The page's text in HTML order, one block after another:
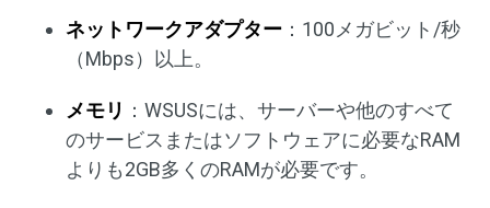
ネットワークアダプター ：100メガビット/秒
（Mbps）以上。
メモリ ：WSUSには、サーバーや他のすべて
のサービスまたはソフトウェアに必要なRAM
よりも2GB多くのRAMが必要です。